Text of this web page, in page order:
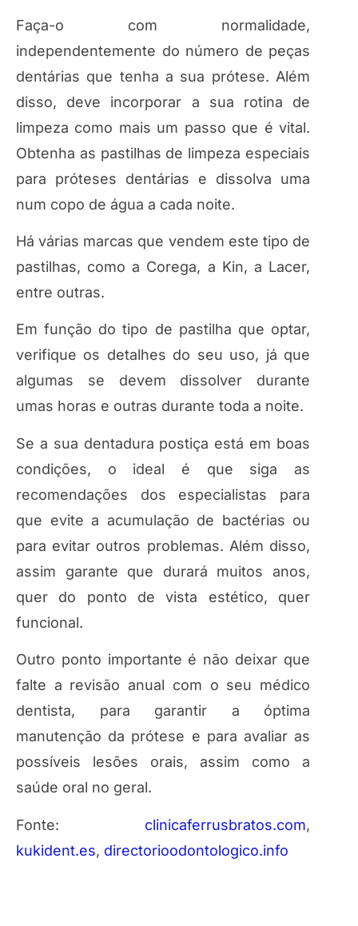
Faça-o com normalidade,
independentemente do número de peças
dentárias que tenha a sua prótese. Além
disso, deve incorporar a sua rotina de
limpeza como mais um passo que é vital.
Obtenha as pastilhas de limpeza especiais
para próteses dentárias e dissolva uma
num copo de água a cada noite.
Há várias marcas que vendem este tipo de
pastilhas, como a Corega, a Kin, a Lacer,
entre outras.
Em função do tipo de pastilha que optar,
verifique os detalhes do seu uso, já que
algumas se devem dissolver durante
umas horas e outras durante toda a noite.
Se a sua dentadura postiça está em boas
condições, o ideal é que siga as
recomendações dos especialistas para
que evite a acumulação de bactérias ou
para evitar outros problemas. Além disso,
assim garante que durará muitos anos,
quer do ponto de vista estético, quer
funcional.
Outro ponto importante é não deixar que
falte a revisão anual com o seu médico
dentista, para garantir a óptima
manutenção da prótese e para avaliar as
possíveis lesões orais, assim como a
saúde oral no geral.
Fonte: clinicaferrusbratos.com,
kukident.es, directorioodontologico.info